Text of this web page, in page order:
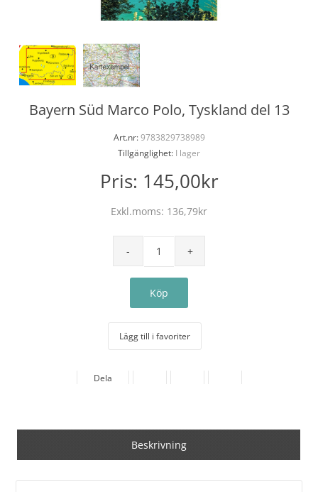
Bayern Süd Marco Polo, Tyskland del 13
Art.nr:9783829738989
Tillgänglighet: I lager
Pris: 145,00kr
Exkl.moms: 136,79kr
Lägg till i favoriter
Dela
Beskrivning